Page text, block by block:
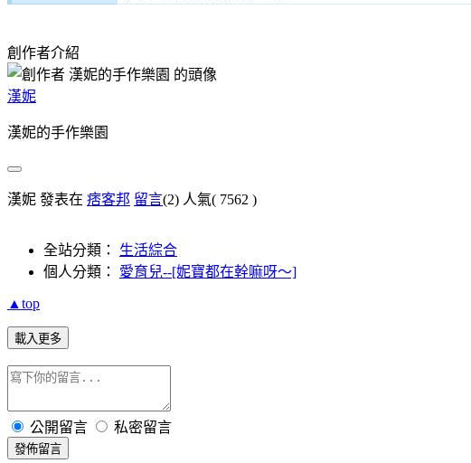
創作者介紹
漢妮
漢妮的手作樂園
漢妮 發表在 痞客邦 留言(2) 人氣( 7562 )
全站分類： 生活綜合
個人分類： 愛育兒--[妮寶都在幹嘛呀〜]
▲top
載入更多
公開留言 私密留言
發佈留言